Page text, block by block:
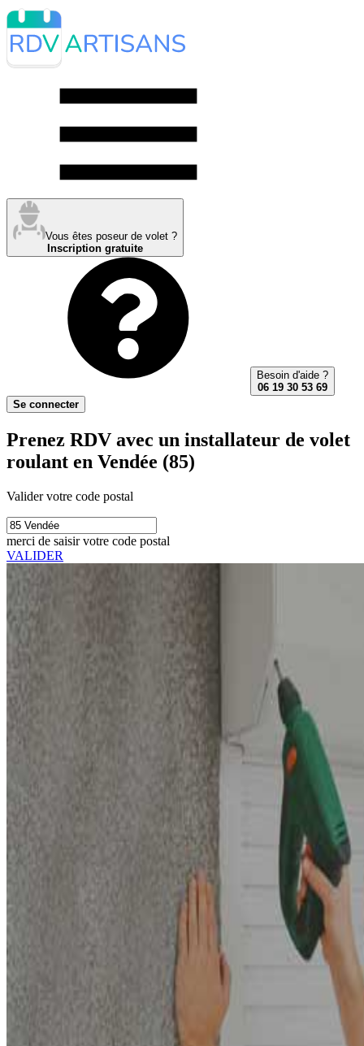
Vous êtes poseur de volet ?
Inscription gratuite
Besoin d'aide ?
06 19 30 53 69
Se connecter
Prenez RDV avec un installateur de volet
roulant en Vendée (85)
Valider votre code postal
merci de saisir votre code postal
VALIDER